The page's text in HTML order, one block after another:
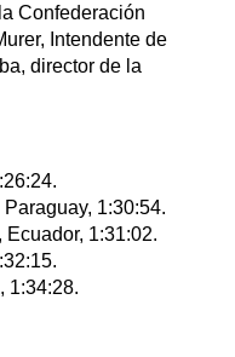
Confederación
Intendente de
director de la
1:30:54.
1:31:02.
1:34:28.